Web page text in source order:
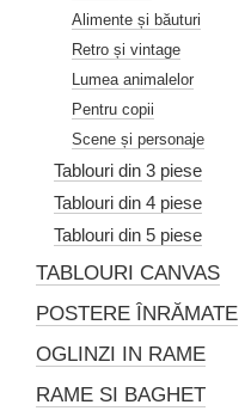
Alimente și băuturi
Retro și vintage
Lumea animalelor
Pentru copii
Scene și personaje
Tablouri din 3 piese
Tablouri din 4 piese
Tablouri din 5 piese
TABLOURI CANVAS
POSTERE ÎNRĂMATE
OGLINZI IN RAME
RAME SI BAGHET